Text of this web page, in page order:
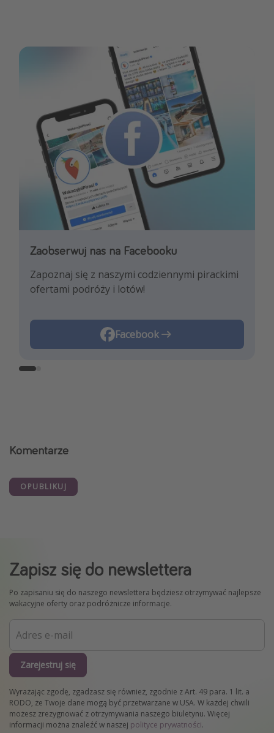
Zaobserwuj nas na Facebooku
Zapoznaj się z naszymi codziennymi pirackimi
ofertami podróży i lotów!
Facebook
Zaobserwuj nas na Instagramie
Pozwól nam zainspirować Cię najnowszymi
trendami i najlepszymi ofertami
Instagram
Komentarze
OPUBLIKUJ
Zapisz się do newslettera
Po zapisaniu się do naszego newslettera będziesz otrzymywać najlepsze
wakacyjne oferty oraz podróżnicze informacje.
Zarejestruj się
Wyrażając zgodę, zgadzasz się również, zgodnie z Art. 49 para. 1 lit. a
RODO, że Twoje dane mogą być przetwarzane w USA. W każdej chwili
możesz zrezygnować z otrzymywania naszego biuletynu. Więcej
informacji można znaleźć w naszej polityce prywatności.